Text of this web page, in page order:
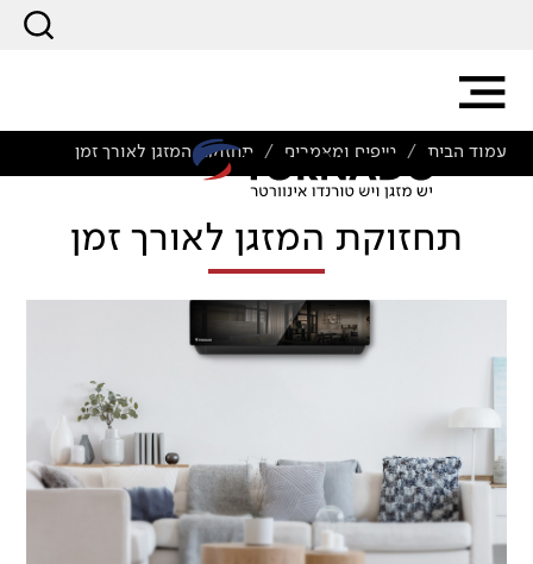
עמוד הבית / טיפים ומאמרים / תחזוקת המזגן לאורך זמן
תחזוקת המזגן לאורך זמן